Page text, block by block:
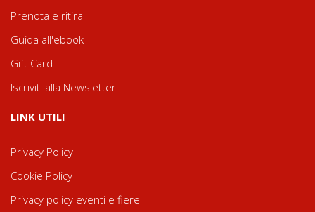
Prenota e ritira
Guida all'ebook
Gift Card
Iscriviti alla Newsletter
LINK UTILI
Privacy Policy
Cookie Policy
Privacy policy eventi e fiere